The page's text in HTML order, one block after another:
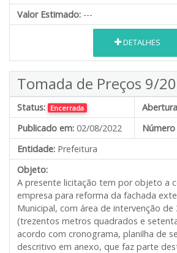
Valor Estimado: ---
DETALHES
Tomada de Preços 9/
Status: Encerrada
Publicado em: 02/08/2022
Entidade: Prefeitura
Objeto:
A presente licitação tem por objeto a
empresa para reforma da fachada
Municipal, com área de intervenção de
(trezentos metros quadrados e
acordo com cronograma, planilha de
descritivo em anexo, que faz parte